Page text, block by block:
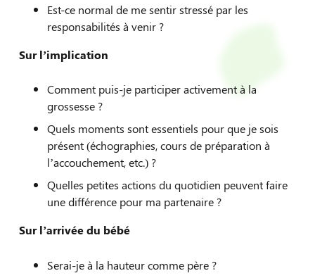
Est-ce normal de me sentir stressé par les
responsabilités à venir ?
Sur l’implication
Comment puis-je participer activement à la
grossesse ?
Quels moments sont essentiels pour que je sois
présent (échographies, cours de préparation à
l’accouchement, etc.) ?
Quelles petites actions du quotidien peuvent faire
une différence pour ma partenaire ?
Sur l’arrivée du bébé
Serai-je à la hauteur comme père ?